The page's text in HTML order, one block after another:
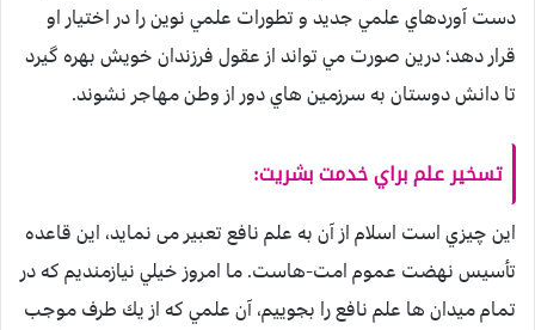
دست آوردهاي علمي جديد و تطورات علمي نوين را در اختيار او
قرار دهد؛ درين صورت مي تواند از عقول فرزندان خويش بهره گيرد
تا دانش دوستان به سرزمين هاي دور از وطن مهاجر نشوند.
تسخير علم براي خدمت بشريت:
اين چيزي است اسلام از آن به علم نافع تعبیر می نماید، اين قاعده
تأسيس نهضت عموم امت-هاست. ما امروز خيلي نيازمنديم كه در
تمام ميدان ها علم نافع را بجوييم، آن علمي كه از يك طرف موجب